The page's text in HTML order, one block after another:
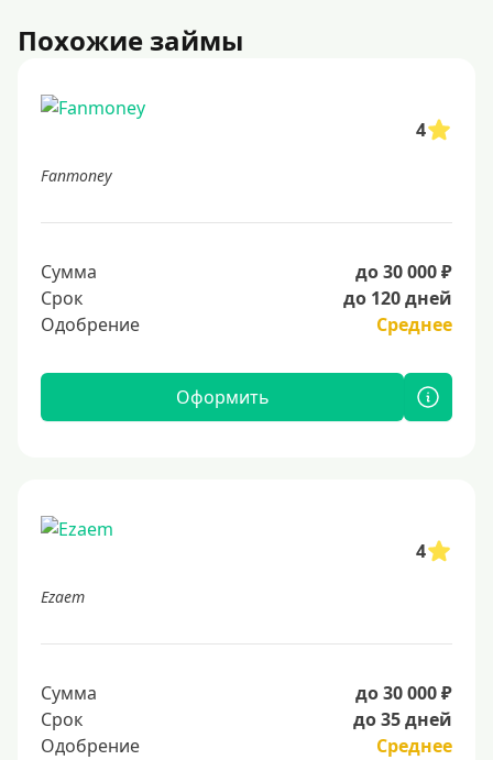
Похожие займы
4
Fanmoney
Сумма
до 30 000 ₽
Срок
до 120 дней
Одобрение
Среднее
Оформить
4
Ezaem
Сумма
до 30 000 ₽
Срок
до 35 дней
Одобрение
Среднее